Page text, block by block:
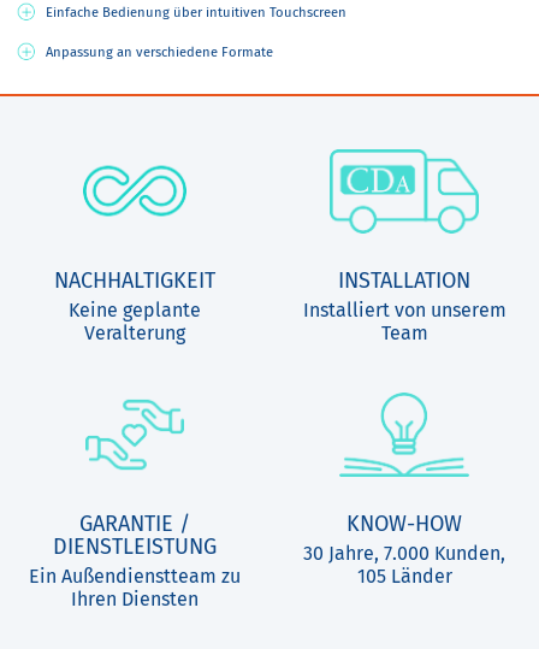
Einfache Bedienung über intuitiven Touchscreen
Anpassung an verschiedene Formate
NACHHALTIGKEIT
Keine geplante
Veralterung
INSTALLATION
Installiert von unserem
Team
GARANTIE /
DIENSTLEISTUNG
Ein Außendienstteam zu
Ihren Diensten
KNOW-HOW
30 Jahre, 7.000 Kunden,
105 Länder